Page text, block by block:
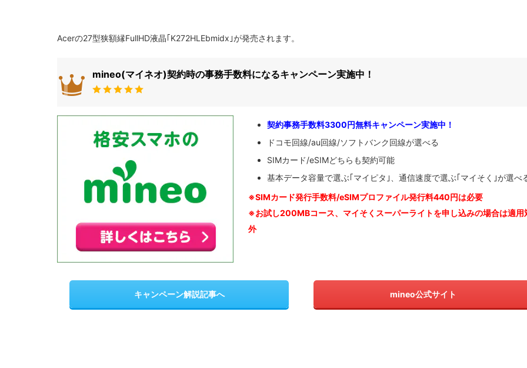
Acerの27型狭額縁FullHD液晶｢K272HLEbmidx｣が発売されます。
mineo(マイネオ)契約時の事務手数料になるキャンペーン実施中！
契約事務手数料3300円無料キャンペーン実施中！
ドコモ回線/au回線/ソフトバンク回線が選べる
SIMカード/eSIMどちらも契約可能
基本データ容量で選ぶ｢マイピタ｣、通信速度で選ぶ｢マイそく｣が選べ
※SIMカード発行手数料/eSIMプロファイル発行料440円は必要
※お試し200MBコース、マイそくスーパーライトを申し込みの場合は適用
外
キャンペーン解説記事へ mineo公式サイト